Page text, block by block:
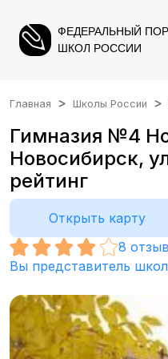
ФЕДЕРАЛЬНЫЙ
ШКОЛ РОССИИ
Главная Школы России
Гимназия №4
Новосибирск,
рейтинг
Открыть карту
8
Вы представитель